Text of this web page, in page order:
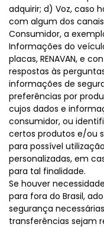
adquirir; d) Voz, caso
com algum dos
Consumidor, a
Informações do
placas, RENAVAN, e
respostas às
informações de
preferências por
cujos dados e
consumidor, ou
certos produtos e/ou
para possível
personalizadas, em
para tal finalidade.
Se houver
para fora do Brasil,
segurança
transferências sejam